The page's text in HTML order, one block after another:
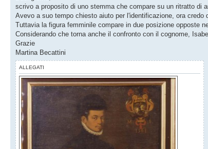
scrivo a proposito di uno stemma che compare su un ritratto di
Avevo a suo tempo chiesto aiuto per l'identificazione, ora
Tuttavia la figura femminile compare in due posizione opposte
Considerando che torna anche il confronto con il cognome,
Grazie
Martina Becattini
ALLEGATI